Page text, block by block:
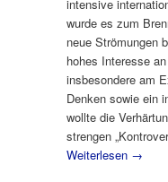
intensive
wurde es zum
neue Strömungen
hohes Interesse
insbesondere am
Denken sowie ein
wollte die
strengen
Weiterlesen →